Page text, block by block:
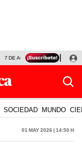
7 DE AGOSTO OLLANTA
SOCIEDAD MUNDO
01 May 2026 | 14:50 h